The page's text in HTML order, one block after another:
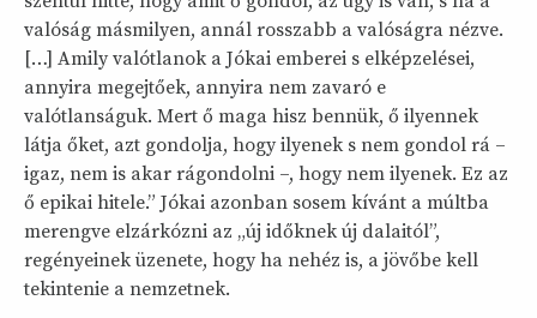
valóság másmilyen, annál rosszabb a valóságra nézve.
[…] Amily valótlanok a Jókai emberei s elképzelései,
annyira megejtőek, annyira nem zavaró e
valótlanságuk. Mert ő maga hisz bennük, ő ilyennek
látja őket, azt gondolja, hogy ilyenek s nem gondol rá –
igaz, nem is akar rágondolni –, hogy nem ilyenek. Ez az
ő epikai hitele.” Jókai azonban sosem kívánt a múltba
merengve elzárkózni az „új időknek új dalaitól”,
regényeinek üzenete, hogy ha nehéz is, a jövőbe kell
tekintenie a nemzetnek.